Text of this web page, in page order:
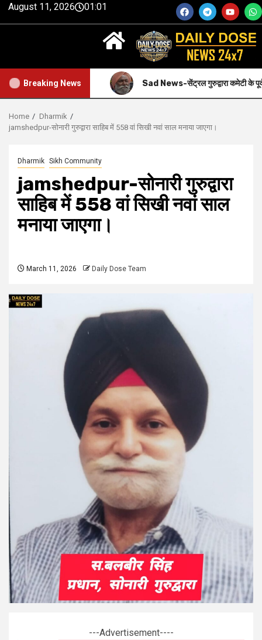
August 11, 2026 01:01
Breaking News
मनाया गया. Sad News-सेंट्रल गुरुद्वारा कमेटी के पूर्व प्रधान महेंद्र
Home
Dharmik
jamshedpur-सोनारी गुरुद्वारा साहिब में 558 वां सिखी नवां साल मनाया जाएगा।
Dharmik Sikh Community
jamshedpur-सोनारी गुरुद्वारा
साहिब में 558 वां सिखी नवां साल
मनाया जाएगा।
March 11, 2026 Daily Dose Team
---Advertisement----